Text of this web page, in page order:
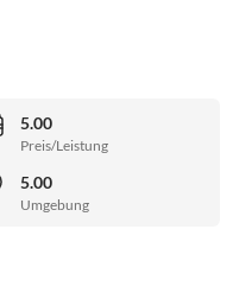
5.00
Preis/Leistung
5.00
Umgebung